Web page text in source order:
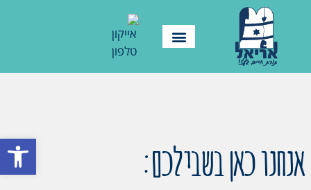
פתח אנחנו כאן בשבילכם: